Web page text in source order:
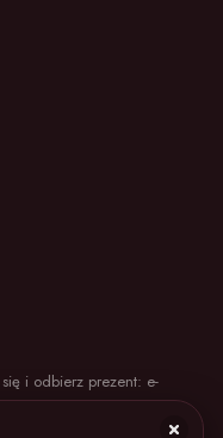
i odbierz prezent: e-